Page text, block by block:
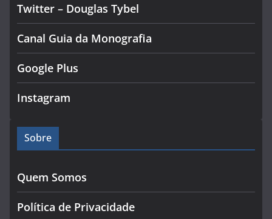
Twitter – Douglas Tybel
Canal Guia da Monografia
Google Plus
Instagram
Sobre
Quem Somos
Política de Privacidade